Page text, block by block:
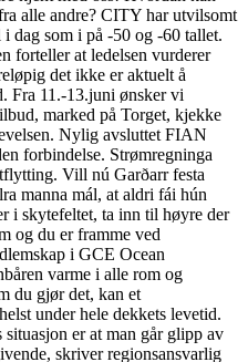
alle andre? CITY har utvilsomt
dag som i på -50 og -60 tallet.
forteller at ledelsen vurderer
det ikke er aktuelt å
Fra 11.-13.juni ønsker vi
marked på Torget, kjekke
Nylig avsluttet FIAN
forbindelse. Strømregninga
Vill nú Garðarr festa
manna mál, at aldri fái hún
i skytefeltet, ta inn til høyre der
og du er framme ved
i GCE Ocean
varme i alle rom og
du gjør det, kan et
under hele dekkets levetid.
er at man går glipp av
skriver regionsansvarlig